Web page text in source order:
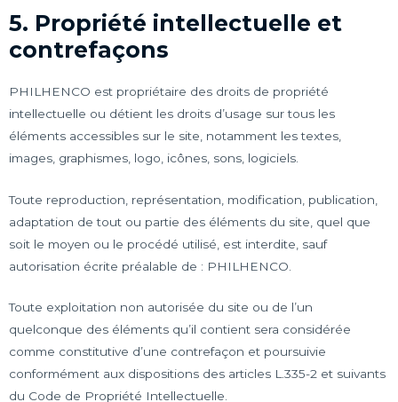
5. Propriété intellectuelle et
contrefaçons
PHILHENCO est propriétaire des droits de propriété
intellectuelle ou détient les droits d’usage sur tous les
éléments accessibles sur le site, notamment les textes,
images, graphismes, logo, icônes, sons, logiciels.
Toute reproduction, représentation, modification, publication,
adaptation de tout ou partie des éléments du site, quel que
soit le moyen ou le procédé utilisé, est interdite, sauf
autorisation écrite préalable de : PHILHENCO.
Toute exploitation non autorisée du site ou de l’un
quelconque des éléments qu’il contient sera considérée
comme constitutive d’une contrefaçon et poursuivie
conformément aux dispositions des articles L.335-2 et suivants
du Code de Propriété Intellectuelle.